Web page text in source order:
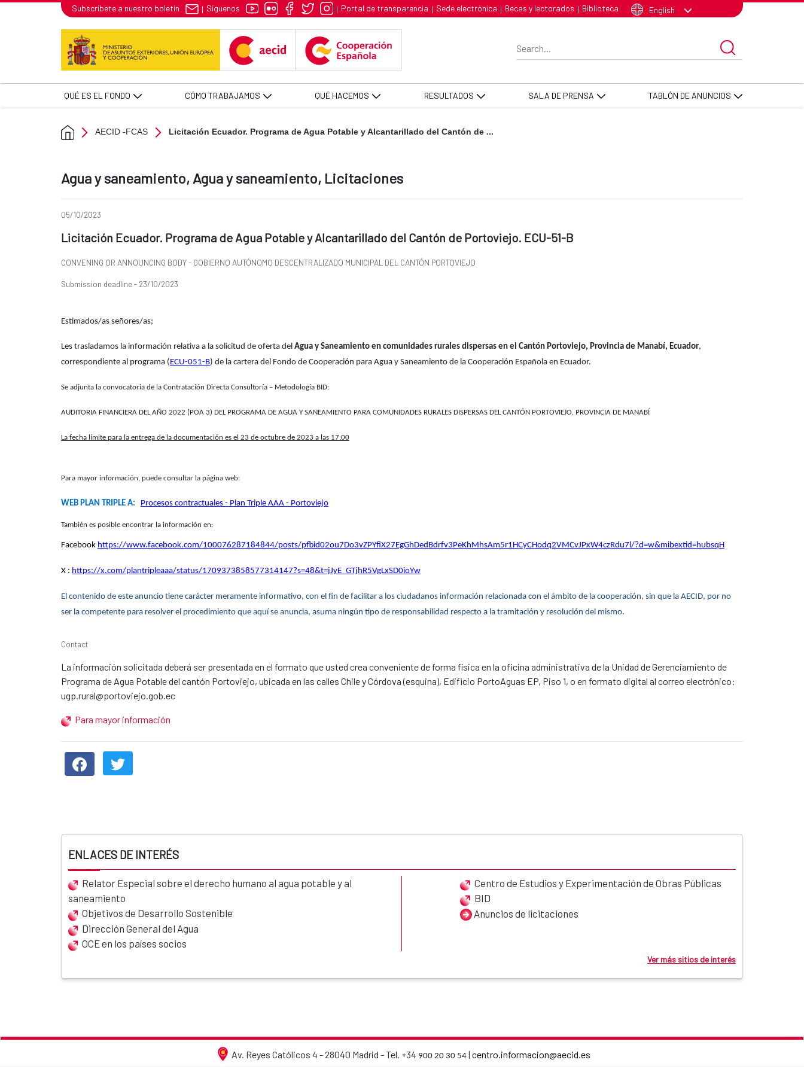
Skip to Main Content
Licitación Ecuador. Programa de Agua Potable y Alcantarillado del Cantón de Portoviejo. ECU-51-B
Subscríbete a nuestro boletín | Síguenos | Portal de transparencia | Sede electrónica | Becas y lectorados | Biblioteca English
QUÉ ES EL FONDO CÓMO TRABAJAMOS QUÉ HACEMOS RESULTADOS SALA DE PRENSA TABLÓN DE ANUNCIOS
AECID -FCAS Licitación Ecuador. Programa de Agua Potable y Alcantarillado del Cantón de ...
Ad section:
Agua y saneamiento, Agua y saneamiento, Licitaciones
Date of publication of the news item
05/10/2023
Title of the announcement:
Licitación Ecuador. Programa de Agua Potable y Alcantarillado del Cantón de Portoviejo. ECU-51-B
CONVENING OR ANNOUNCING BODY - GOBIERNO AUTÓNOMO DESCENTRALIZADO MUNICIPAL DEL CANTÓN PORTOVIEJO
Submission deadline - 23/10/2023
​Estimados/as señores/as;
Les trasladamos la información relativa a la solicitud de oferta del Agua y Saneamiento en comunidades rurales dispersas en el Cantón Portoviejo, Provincia de Manabí, Ecuador,
correspondiente al programa (ECU-051-B) de la cartera del Fondo de Cooperación para Agua y Saneamiento de la Cooperación Española en Ecuador.
Se adjunta la convocatoria de la Contratación Directa Consultoría – Metodología BID:
AUDITORIA FINANCIERA DEL AÑO 2022 (POA 3) DEL PROGRAMA DE AGUA Y SANEAMIENTO PARA COMUNIDADES RURALES DISPERSAS DEL CANTÓN PORTOVIEJO, PROVINCIA DE MANABÍ
La fecha límite para la entrega de la documentación es el 23 de octubre de 2023 a las 17:00
Para mayor información, puede consultar la página web:
WEB PLAN TRIPLE A: Procesos contractuales - Plan Triple AAA - Portoviejo
También es posible encontrar la información en:
Facebook https://www.facebook.com/100076287184844/posts/pfbid02ou7Do3vZPYfiX27EgGhDedBdrfv3PeKhMhsAm5r1HCyCHodq2VMCvJPxW4czRdu7l/?d=w&mibextid=hubsqH
X : https://x.com/plantripleaaa/status/1709373858577314147?s=48&t=jJyE_GTjhR5VgLxSD0ioYw
El contenido de este anuncio tiene carácter meramente informativo, con el fin de facilitar a los ciudadanos información relacionada con el ámbito de la cooperación, sin que la AECID, por no
ser la competente para resolver el procedimiento que aquí se anuncia, asuma ningún tipo de responsabilidad respecto a la tramitación y resolución del mismo.
Contact
La información solicitada deberá ser presentada en el formato que usted crea conveniente de forma física en la oficina administrativa de la Unidad de Gerenciamiento de
Programa de Agua Potable del cantón Portoviejo, ubicada en las calles Chile y Córdova (esquina), Edificio PortoAguas EP, Piso 1, o en formato digital al correo electrónico:
ugp.rural@portoviejo.gob.ec
Para mayor información
ENLACES DE INTERÉS
Relator Especial sobre el derecho humano al agua potable y al
saneamiento
Objetivos de Desarrollo Sostenible
Dirección General del Agua
Centro de Estudios y Experimentación de Obras Públicas
BID
Anuncios de licitaciones
OCE en los países socios
Ver más sitios de interés
Av. Reyes Católicos 4 - 28040 Madrid - Tel. +34 900 20 30 54| centro.informacion@aecid.es
AECID contact details